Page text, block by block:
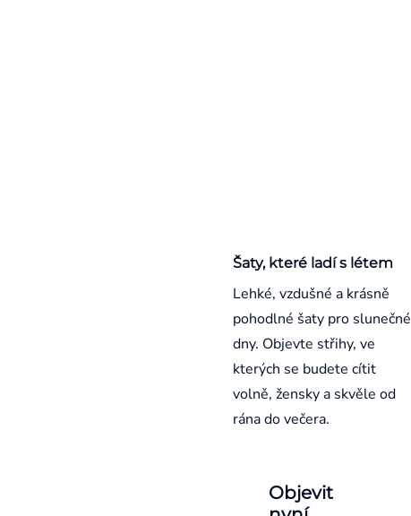
Šaty, které ladí s létem
Lehké, vzdušné a krásně
pohodlné šaty pro slunečné
dny. Objevte střihy, ve
kterých se budete cítit
volně, žensky a skvěle od
rána do večera.
Objevit